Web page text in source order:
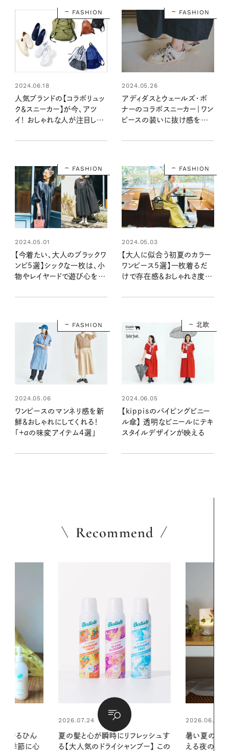
FASHION
2024.06.18
人気ブランドの【コラボリュッ
ク＆スニーカー】が今、アツ
イ！ おしゃれな人が注目して
FASHION
2024.05.26
アディダスとウェールズ・ボ
ナーのコラボスニーカー｜ワン
ピースの装いに抜け感をプラ
れ】
FASHION
2024.05.01
【今着たい、大人のブラックワ
ンピ5選】シックな一枚は、小
物やレイヤードで遊び心をプ
FASHION
2024.05.03
【大人に似合う初夏のカラー
ワンピース5選】一枚着るだ
けで存在感＆おしゃれさ度
FASHION
2024.05.06
ワンピースのマンネリ感を新
鮮＆おしゃれにしてくれる！
「+αの味変アイテム4選」
北欧
2024.06.05
【kippisのパイピングビニー
ル傘】 透明なビニールにテキ
スタイルデザインが映える
Recommend
レッシュす
プー】 この
2026.06.01
暑い夏のナイトルーティン。私を整
える夜の爽やかご褒美ケア
2026.07.21